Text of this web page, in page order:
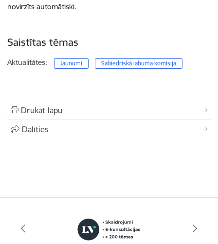
novirzīts automātiski.
Saistītas tēmas
Aktualitātes: Jaunumi Sabiedriskā labuma komisija
Drukāt lapu
Dalīties